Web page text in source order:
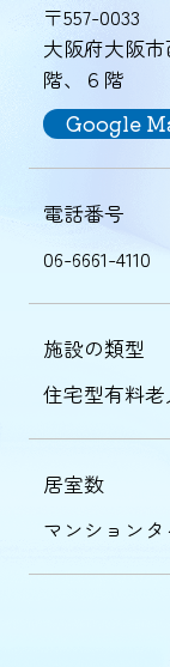
〒557-0033
大阪府大阪
階、６階
Google
電話番号
06-6661-4110
施設の類型
住宅型有料
居室数
マンション